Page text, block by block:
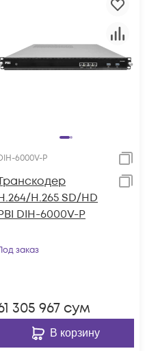
6000V-P
H.265 SD/HD
DIH-6000V-P
заказ
305 967 сум
В корзину